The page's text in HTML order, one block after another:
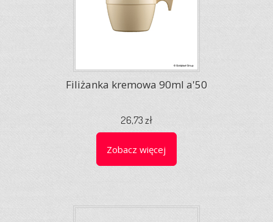
Filiżanka kremowa 90ml a'50
26,73 zł
Zobacz więcej